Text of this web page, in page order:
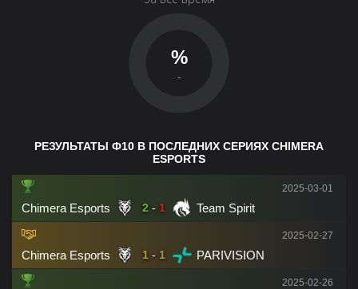
%
-
РЕЗУЛЬТАТЫ Ф10 В ПОСЛЕДНИХ СЕРИЯХ CHIMERA
ESPORTS
Chimera Esports 2 - 1 Team Spirit
2025-03-01
Chimera Esports 1 - 1 PARIVISION
2025-02-27
2025-02-26